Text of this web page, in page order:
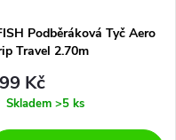
Podběráková Tyč Aero
Travel 2.70m
Kč
Skladem >5 ks